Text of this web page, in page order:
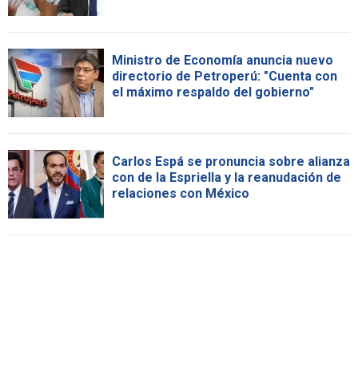
Ministro de Economía anuncia nuevo
directorio de Petroperú: "Cuenta con
el máximo respaldo del gobierno"
Carlos Espá se pronuncia sobre alianza
con de la Espriella y la reanudación de
relaciones con México